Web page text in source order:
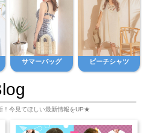
サマーバッグ ビーチシャツ
！今見てほしい最新情報をUP★